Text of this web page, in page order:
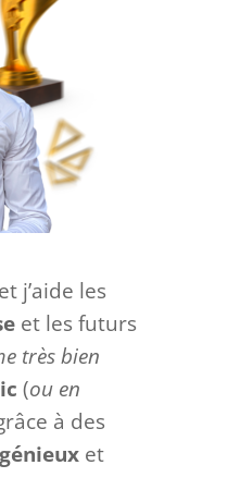
et j’aide les
et les futurs
très bien
(ou en
à des
et